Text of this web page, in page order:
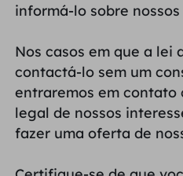
informá-lo sobre
Nos casos em que a lei
contactá-lo sem um
entraremos em contato
legal de nossos
fazer uma oferta de